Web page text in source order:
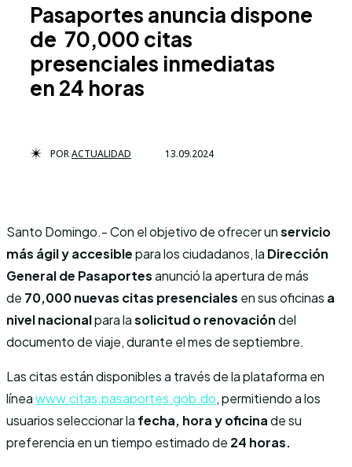
Pasaportes anuncia dispone
de 70,000 citas
presenciales inmediatas
en 24 horas
PORACTUALIDAD 13.09.2024
Santo Domingo.- Con el objetivo de ofrecer unservicio
más ágil y accesiblepara los ciudadanos, la Dirección
General de Pasaportesanunció la apertura de más
de 70,000 nuevas citas presenciales en sus oficinas a
nivel nacionalpara lasolicitud o renovacióndel
documento de viaje, durante el mes de septiembre.
Las citas están disponibles a través de la plataforma en
líneawww.citas.pasaportes.gob.do, permitiendo a los
usuarios seleccionar la fecha, hora y oficinade su
preferencia en un tiempo estimado de 24 horas.